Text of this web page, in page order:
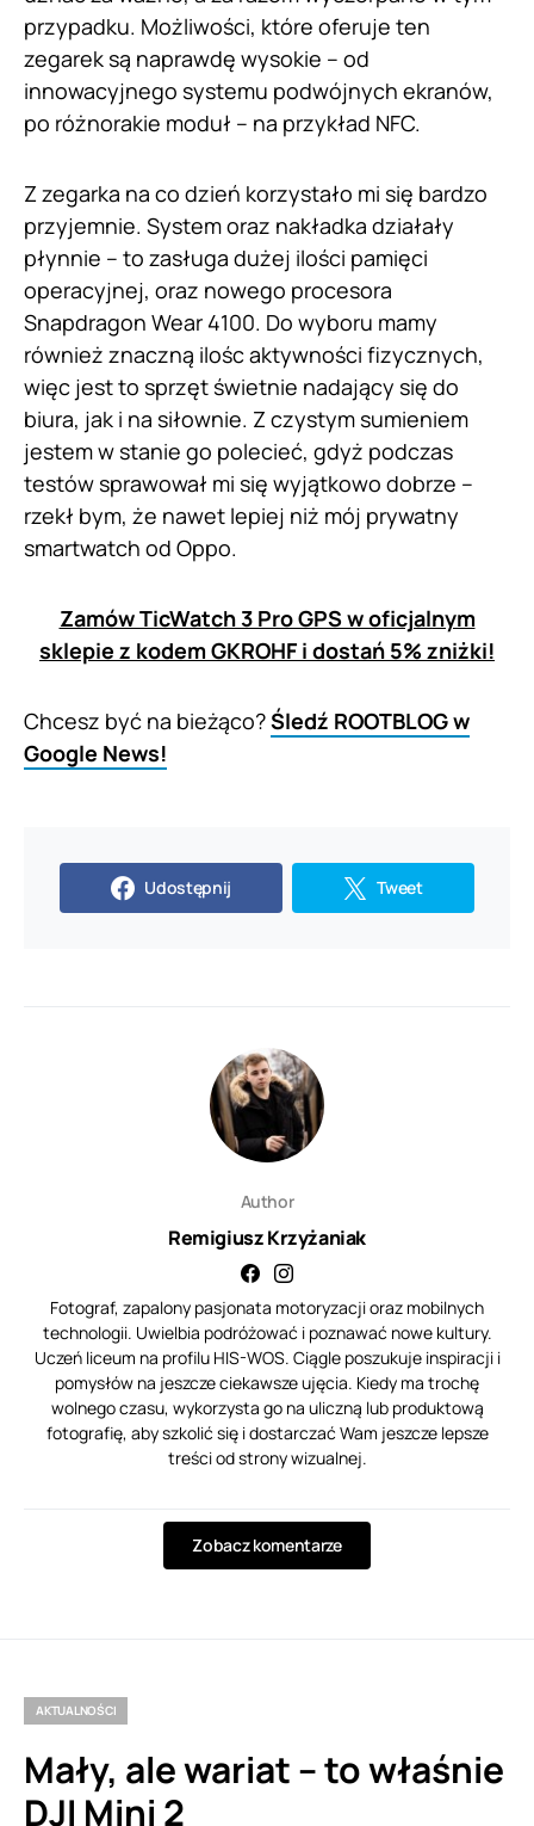
przypadku. Możliwości, które oferuje ten
zegarek są naprawdę wysokie – od
innowacyjnego systemu podwójnych ekranów,
po różnorakie moduł – na przykład NFC.
Z zegarka na co dzień korzystało mi się bardzo
przyjemnie. System oraz nakładka działały
płynnie – to zasługa dużej ilości pamięci
operacyjnej, oraz nowego procesora
Snapdragon Wear 4100. Do wyboru mamy
również znaczną ilośc aktywności fizycznych,
więc jest to sprzęt świetnie nadający się do
biura, jak i na siłownie. Z czystym sumieniem
jestem w stanie go polecieć, gdyż podczas
testów sprawował mi się wyjątkowo dobrze –
rzekł bym, że nawet lepiej niż mój prywatny
smartwatch od Oppo.
Zamów TicWatch 3 Pro GPS w oficjalnym
sklepie z kodem GKROHF i dostań 5% zniżki!
Chcesz być na bieżąco?Śledź ROOTBLOG w
Google News!
Udostępnij Tweet
Author
Remigiusz Krzyżaniak
Fotograf, zapalony pasjonata motoryzacji oraz mobilnych
technologii. Uwielbia podróżować i poznawać nowe kultury.
Uczeń liceum na profilu HIS-WOS. Ciągle poszukuje inspiracji i
pomysłów na jeszcze ciekawsze ujęcia. Kiedy ma trochę
wolnego czasu, wykorzysta go na uliczną lub produktową
fotografię, aby szkolić się i dostarczać Wam jeszcze lepsze
treści od strony wizualnej.
Zobacz komentarze
AKTUALNOŚCI
Mały, ale wariat – to właśnie
DJI Mini 2